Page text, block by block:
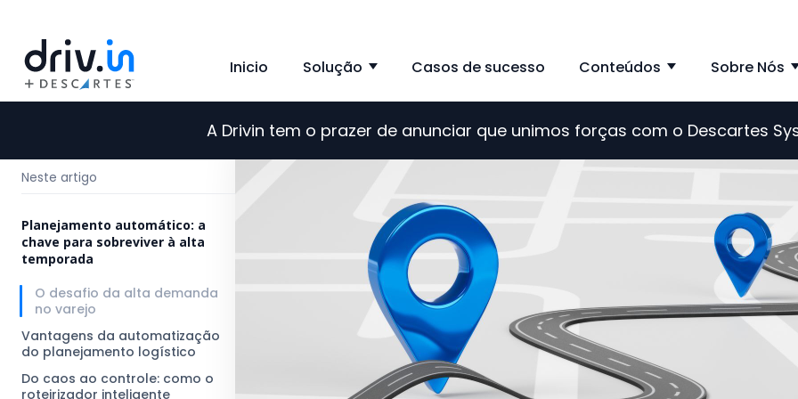
Inicio Solução Show submenu for Solução
Casos de sucesso Conteúdos ShowSobre Nós
A Drivin tem o prazer de anunciar que unimos forças com o Descartes
Neste artigo
Planejamento automático: a
chave para sobreviver à alta
temporada
O desafio da alta demanda
no varejo
Vantagens da automatização
do planejamento logístico
Do caos ao controle: como o
roteirizador inteligente